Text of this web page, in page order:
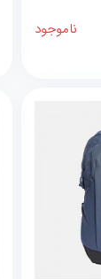
ناموجود